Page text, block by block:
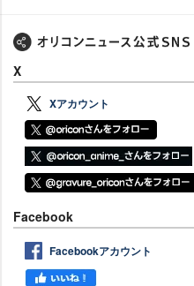
X
Xアカウント
Facebook
Facebookアカウント